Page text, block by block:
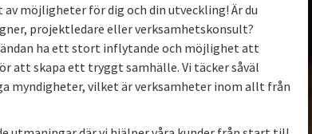
möjligheter för dig och din utveckling! Är du
projektledare eller verksamhetskonsult?
ha ett stort inflytande och möjlighet att
att skapa ett tryggt samhälle. Vi täcker såväl
myndigheter, vilket är verksamheter inom allt från